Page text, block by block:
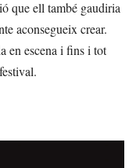
que ell també gaudiria
aconsegueix crear.
en escena i fins i tot